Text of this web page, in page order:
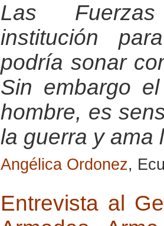
Las
institución
podría sonar
Sin embargo
hombre, es
la guerra y ama
Angélica Ordonez,
Entrevista al